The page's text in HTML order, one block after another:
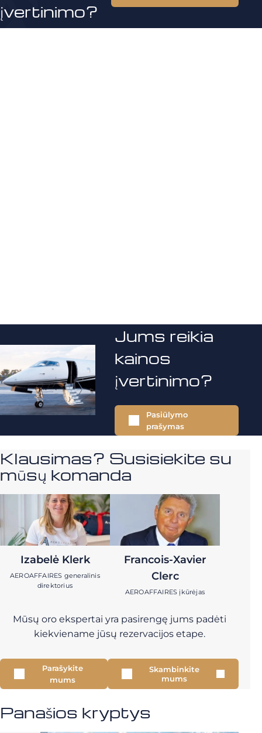
įvertinimo?
Jums reikia
kainos
įvertinimo?
Pasiūlymo
prašymas
Klausimas? Susisiekite su
mūsų komanda
Izabelė Klerk
AEROAFFAIRES generalinis
direktorius
Francois-Xavier
Clerc
AEROAFFAIRES įkūrėjas
Mūsų oro ekspertai yra pasirengę jums padėti
kiekviename jūsų rezervacijos etape.
Parašykite
mums
Skambinkite
mums
Panašios kryptys